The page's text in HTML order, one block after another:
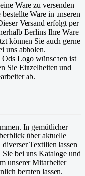
Ware zu versenden
Ware in unseren
Versand erfolgt per
Berlins Ihre Ware
können Sie auch gerne
uns abholen.
Ods Logo wünschen ist
Sie Einzelheiten und
ab.
In gemütlicher
über aktuelle
Textilien lassen
bei uns Kataloge und
unserer Mitarbeiter
beraten lassen.